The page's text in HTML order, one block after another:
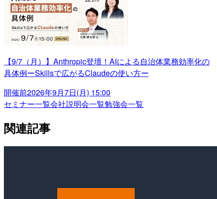
【9/7（月）】Anthropic登壇！AIによる自治体業務効率化の
具体例ーSkillsで広がるClaudeの使い方ー
開催前2026年9月7日(月) 15:00
セミナー一覧会社説明会一覧勉強会一覧
関連記事